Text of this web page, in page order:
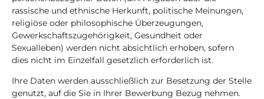
rassische und ethnische Herkunft, politische Meinungen,
religiöse oder philosophische Überzeugungen,
Gewerkschaftszugehörigkeit, Gesundheit oder
Sexualleben) werden nicht absichtlich erhoben, sofern
dies nicht im Einzelfall gesetzlich erforderlich ist.
Ihre Daten werden ausschließlich zur Besetzung der Stelle
genutzt, auf die Sie in Ihrer Bewerbung Bezug nehmen.